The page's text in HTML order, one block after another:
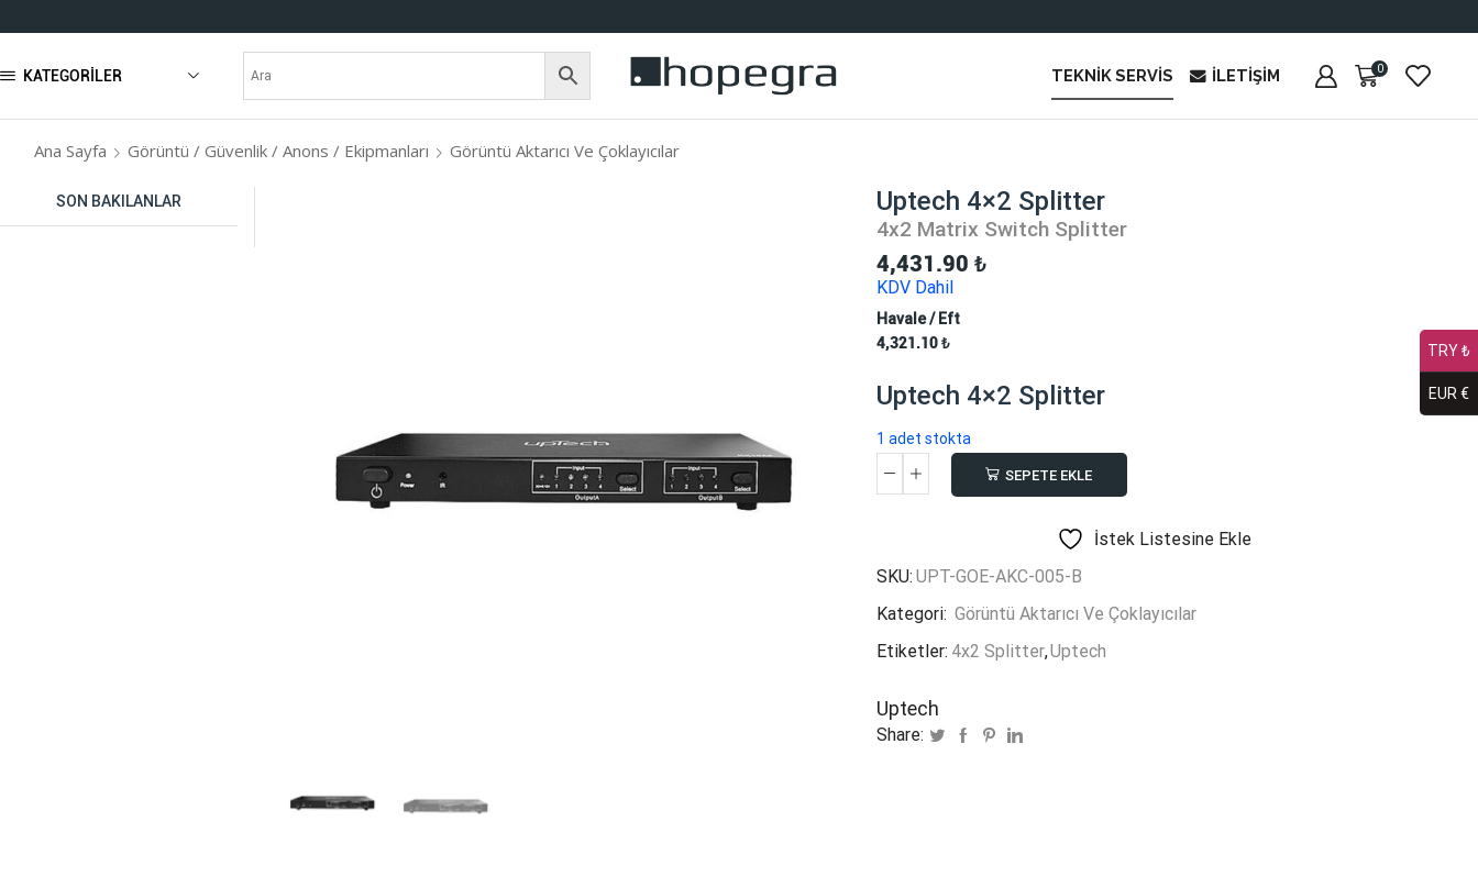
KATEGORILER TEKNIK SERVIS İLETIŞIM 0
Ana Sayfa Görüntü / Güvenlik / Anons / Ekipmanları Görüntü Aktarıcı Ve Çoklayıcılar
Uptech 4×2 Splitter
4x2 Matrix Switch Splitter
4,431.90 ₺
KDV Dahil
Havale / Eft
4,321.10₺
Uptech 4×2 Splitter
1 adet stokta
Uptech
adet
SEPETE EKLE
İstek Listesine Ekle
SKU: UPT-GOE-AKC-005-B
Kategori: Görüntü Aktarıcı Ve Çoklayıcılar
Etiketler: 4x2 Splitter,Uptech
Uptech
Share:
SON BAKILANLAR
TRY ₺
EUR €